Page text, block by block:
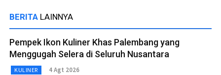
BERITA LAINNYA
Pempek Ikon Kuliner Khas Palembang yang
Menggugah Selera di Seluruh Nusantara
KULINER 4 Agt 2026